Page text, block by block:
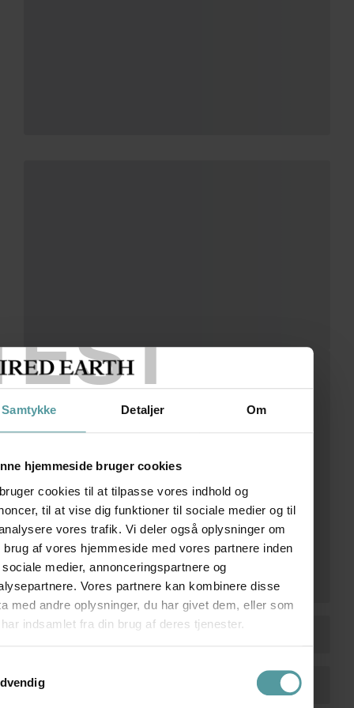
Samtykke Detaljer Om
hjemmeside bruger cookies
cookies til at tilpasse vores indhold og
til at vise dig funktioner til sociale medier og til
vores trafik. Vi deler også oplysninger om
brug af vores hjemmeside med vores partnere inden
medier, annonceringspartnere og
Vores partnere kan kombinere disse
med andre oplysninger, du har givet dem, eller som
indsamlet fra din brug af deres tjenester.